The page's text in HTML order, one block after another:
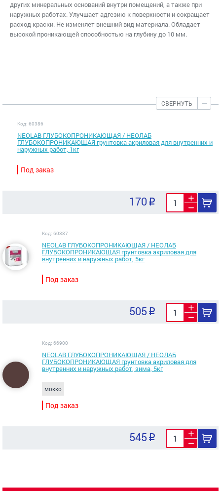
других минеральных оснований внутри помещений, а также при
наружных работах. Улучшает адгезию к поверхности и сокращает
расход краски. Не изменяет внешний вид материала. Обладает
высокой проникающей способностью на глубину до 10 мм.
СВЕРНУТЬ
Код: 60386
NEOLAB ГЛУБОКОПРОНИКАЮЩАЯ / НЕОЛАБ
ГЛУБОКОПРОНИКАЮЩАЯ грунтовка акриловая для внутренних и
наружных работ, 1кг
Под заказ
170
Код: 60387
NEOLAB ГЛУБОКОПРОНИКАЮЩАЯ / НЕОЛАБ
ГЛУБОКОПРОНИКАЮЩАЯ грунтовка акриловая для
внутренних и наружных работ, 5кг
Под заказ
505
Код: 66900
NEOLAB ГЛУБОКОПРОНИКАЮЩАЯ / НЕОЛАБ
ГЛУБОКОПРОНИКАЮЩАЯ грунтовка акриловая для
внутренних и наружных работ, зима, 5кг
мокко
Под заказ
545